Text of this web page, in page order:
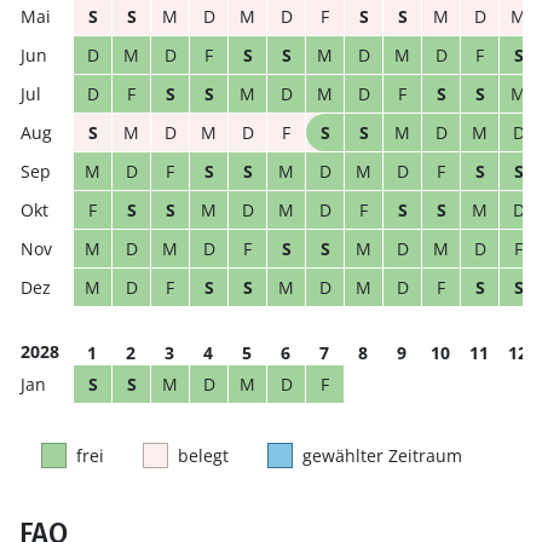
S
S M D M D F S S M D
M
D
M D F S S M D M D F
S
D
F S S M D M D F S S
M
S
M D M D F S S M D M
D
M
D F S S M D M D F S
S
F
S S M D M D F S S M
D
M
D M D F S S M D M D
F
M
D F S S M D M D F S S
2028 1 2 3 4 5 6 7 8 9 10 11
12
S
S M D M D F
frei belegt gewählter Zeitraum
FAQ